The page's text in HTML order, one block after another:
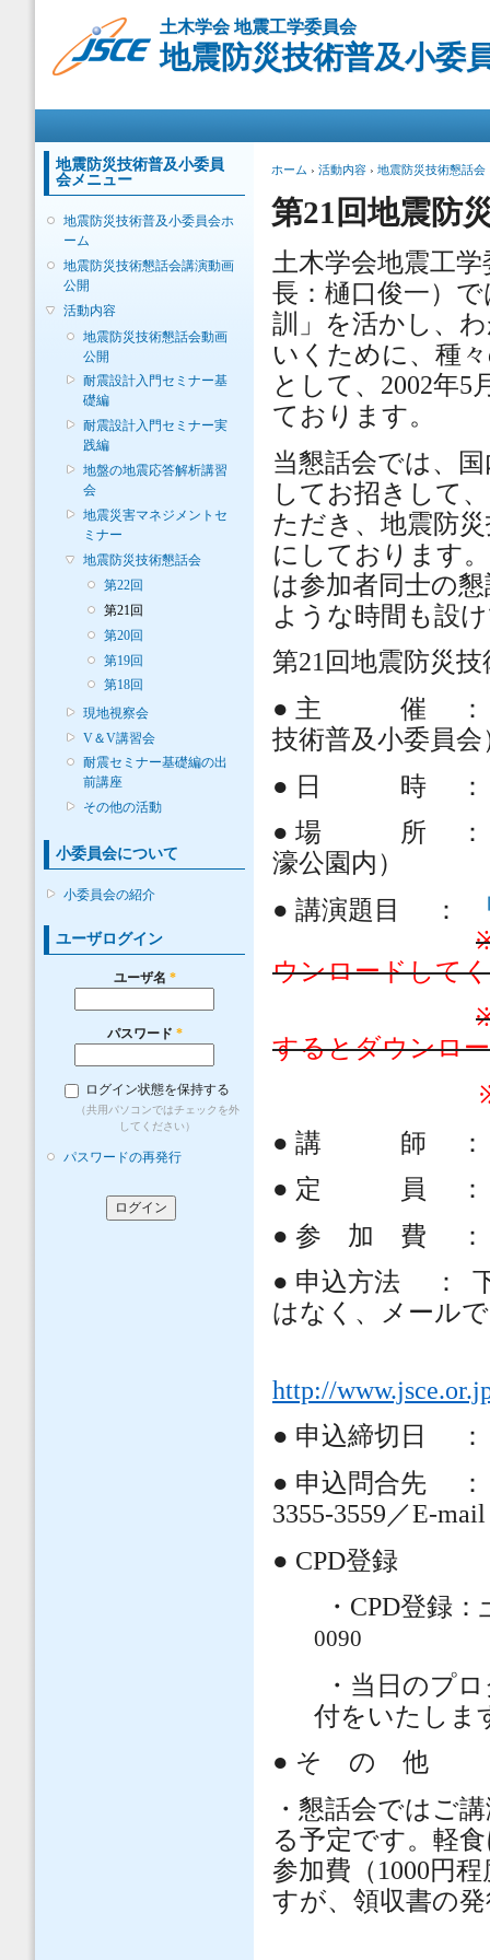
ン
に
移
動
土木学会 地震工学委員会
地震防災技術普及小委
地震防災技術普及小委員
会メニュー
地震防災技術普及小委員会ホ
ーム
地震防災技術懇話会講演動画
公開
活動内容
地震防災技術懇話会動画
公開
耐震設計入門セミナー基
礎編
耐震設計入門セミナー実
践編
地盤の地震応答解析講習
会
地震災害マネジメントセ
ミナー
地震防災技術懇話会
第22回
第21回
第20回
第19回
第18回
現地視察会
V＆V講習会
耐震セミナー基礎編の出
前講座
その他の活動
小委員会について
小委員会の紹介
ユーザログイン
ユーザ名 *
パスワード *
ログイン状態を保持する
（共用パソコンではチェックを外
してください）
パスワードの再発行
現在地
ホーム › 活動内容 › 地震防災技術懇話会
第21回地震防
土木学会地震工
長：樋口俊一）
訓」を活かし、
いくために、種
として、2002年5
ております。
当懇話会では、
してお招きして
ただき、地震防
にしております
は参加者同士の
ような時間も設
第21回地震防災
● 主 催 ： 土木
技術普及小委員会
● 日 時 ：
● 場 所 ： 土木
濠公園内）
● 講演題目 ：
ウンロードして
するとダウンロ
● 講 師 ： 神
● 定 員 ：
● 参 加 費 ：
● 申込方法 ： 下
はなく、メール
http://
● 申込締切日 ：
● 申込問合先 ：
3355-3559／E-
● CPD登録
・CPD登録
0090
・当日のプ
付をいたしま
● そ の 他
・懇話会ではご
る予定です。軽
参加費（1000円
すが、領収書の